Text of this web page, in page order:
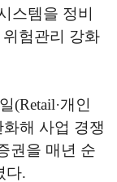
스템을 정비
험관리 강화
(Retail·개인
해 사업 경쟁
권을 매년 순
다.